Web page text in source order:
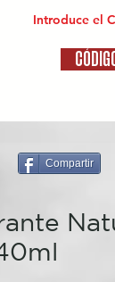
Introduce el
Compartir